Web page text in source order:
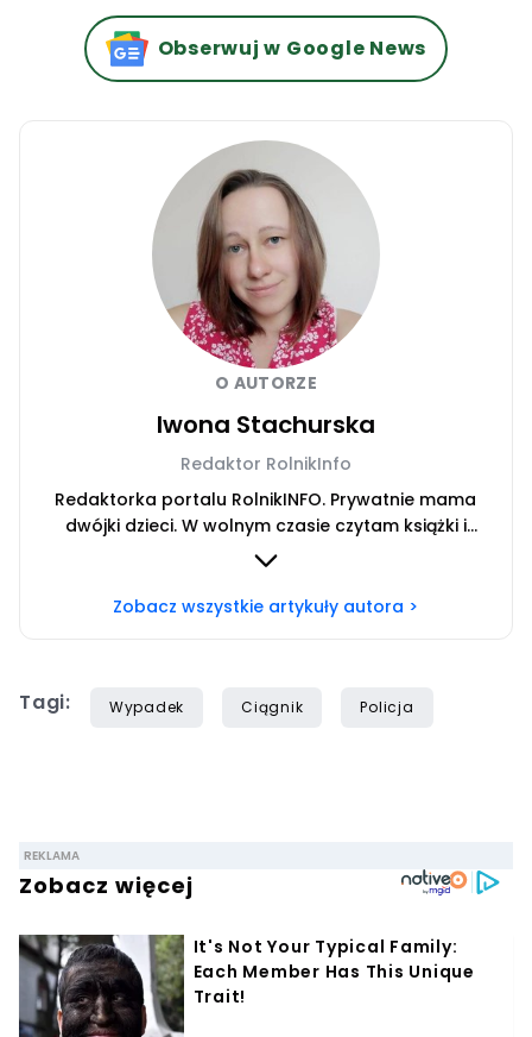
Obserwuj w Google News
O AUTORZE
Iwona Stachurska
Redaktor RolnikInfo
Redaktorka portalu RolnikINFO. Prywatnie mama
dwójki dzieci. W wolnym czasie czytam książki i
słucham audiobooków.
Zobacz wszystkie artykuły autora >
Tagi: Wypadek Ciągnik Policja